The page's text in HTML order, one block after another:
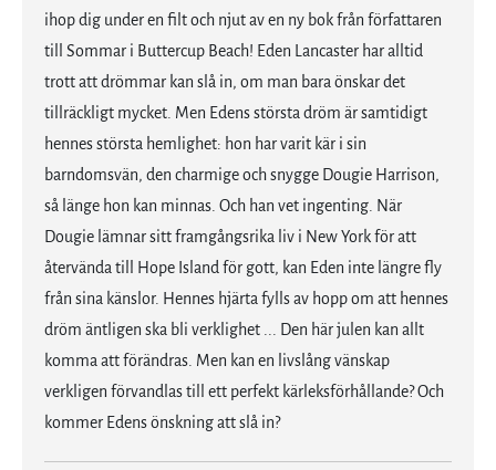
ihop dig under en filt och njut av en ny bok från författaren
till Sommar i Buttercup Beach! Eden Lancaster har alltid
trott att drömmar kan slå in, om man bara önskar det
tillräckligt mycket. Men Edens största dröm är samtidigt
hennes största hemlighet: hon har varit kär i sin
barndomsvän, den charmige och snygge Dougie Harrison,
så länge hon kan minnas. Och han vet ingenting. När
Dougie lämnar sitt framgångsrika liv i New York för att
återvända till Hope Island för gott, kan Eden inte längre fly
från sina känslor. Hennes hjärta fylls av hopp om att hennes
dröm äntligen ska bli verklighet ... Den här julen kan allt
komma att förändras. Men kan en livslång vänskap
verkligen förvandlas till ett perfekt kärleksförhållande? Och
kommer Edens önskning att slå in?